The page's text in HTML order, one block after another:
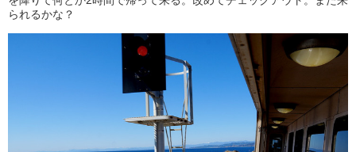
られるかな？